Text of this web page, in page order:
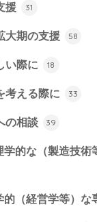
援 31
大期の支援 58
い際に 18
考える際に 33
の相談 39
学的な（製造技術
的（経営学等）な